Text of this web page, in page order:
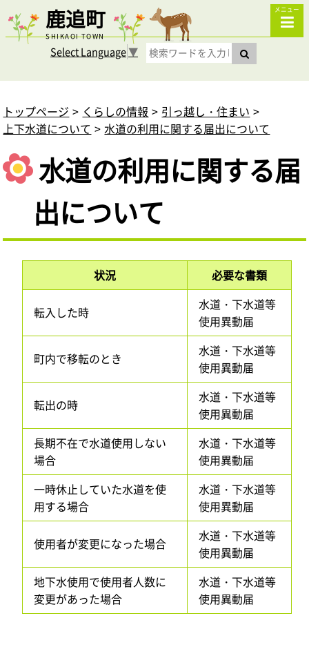
鹿追町
SHIKAOI TOWN
メニュー
Select Language▼
トップページ くらしの情報
引っ越し・住まい
上下水道について
水道の利用に関する届出について
水道の利用に関する届
出について
状況 必要な書類
転入した時
水道・下水道等
使用異動届
町内で移転のとき
水道・下水道等
使用異動届
転出の時
水道・下水道等
使用異動届
長期不在で水道使用しない
場合
水道・下水道等
使用異動届
一時休止していた水道を使
用する場合
水道・下水道等
使用異動届
使用者が変更になった場合
水道・下水道等
使用異動届
地下水使用で使用者人数に
変更があった場合
水道・下水道等
使用異動届